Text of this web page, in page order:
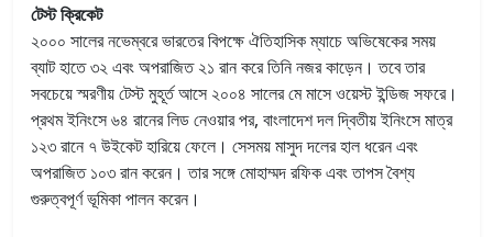
টেস্ট ক্রিকেট
২০০০ সালের নভেম্বরে ভারতের বিপক্ষে ঐতিহাসিক ম্যাচে অভিষেকের সময়
ব্যাট হাতে ৩২ এবং অপরাজিত ২১ রান করে তিনি নজর কাড়েন। তবে তার
সবচেয়ে স্মরণীয় টেস্ট মুহূর্ত আসে ২০০৪ সালের মে মাসে ওয়েস্ট ইন্ডিজ সফরে।
প্রথম ইনিংসে ৬৪ রানের লিড নেওয়ার পর, বাংলাদেশ দল দ্বিতীয় ইনিংসে মাত্র
১২৩ রানে ৭ উইকেট হারিয়ে ফেলে। সেসময় মাসুদ দলের হাল ধরেন এবং
অপরাজিত ১০৩ রান করেন। তার সঙ্গে মোহাম্মদ রফিক এবং তাপস বৈশ্য
গুরুত্বপূর্ণ ভূমিকা পালন করেন।